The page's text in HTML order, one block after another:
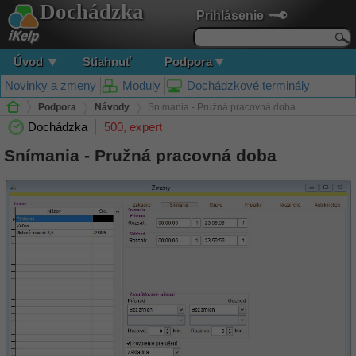
Prihlásenie
Dochádzka
Úvod Stiahnuť
Podpora
Novinky a zmeny
Moduly Dochádzkové terminály
Podpora Návody Snímania - Pružná pracovná doba
Dochádzka 500, expert
Snímania - Pružná pracovná doba